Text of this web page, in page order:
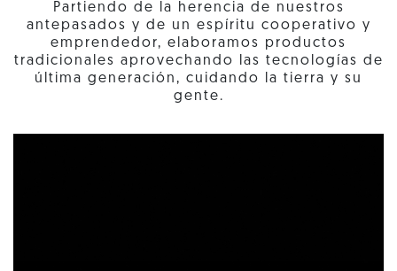
Partiendo de la herencia de nuestros
antepasados y de un espíritu cooperativo y
emprendedor, elaboramos productos
tradicionales aprovechando las tecnologías de
última generación, cuidando la tierra y su
gente.